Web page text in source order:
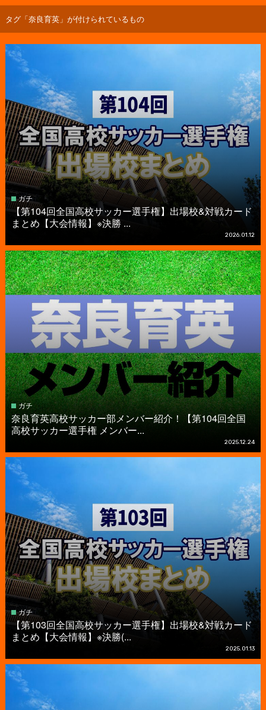
タグ「奈良育英」が付けられているもの
ガチ
【第104回全国高校サッカー選手権】出場校&対戦カード
まとめ【大会情報】※決勝 ...
2026.01.12
ガチ
奈良育英高校サッカー部メンバー紹介！【第104回全国
高校サッカー選手権 メンバー...
2025.12.24
ガチ
【第103回全国高校サッカー選手権】出場校&対戦カード
まとめ【大会情報】※決勝(...
2025.01.13